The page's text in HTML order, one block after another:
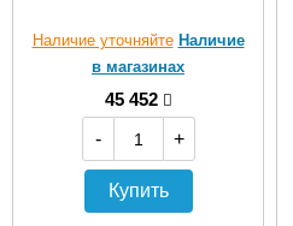
Наличие уточняйте Наличие
в магазинах
45 452
-
+
Купить